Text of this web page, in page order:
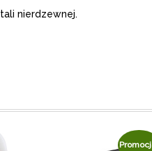
nierdzewnej.